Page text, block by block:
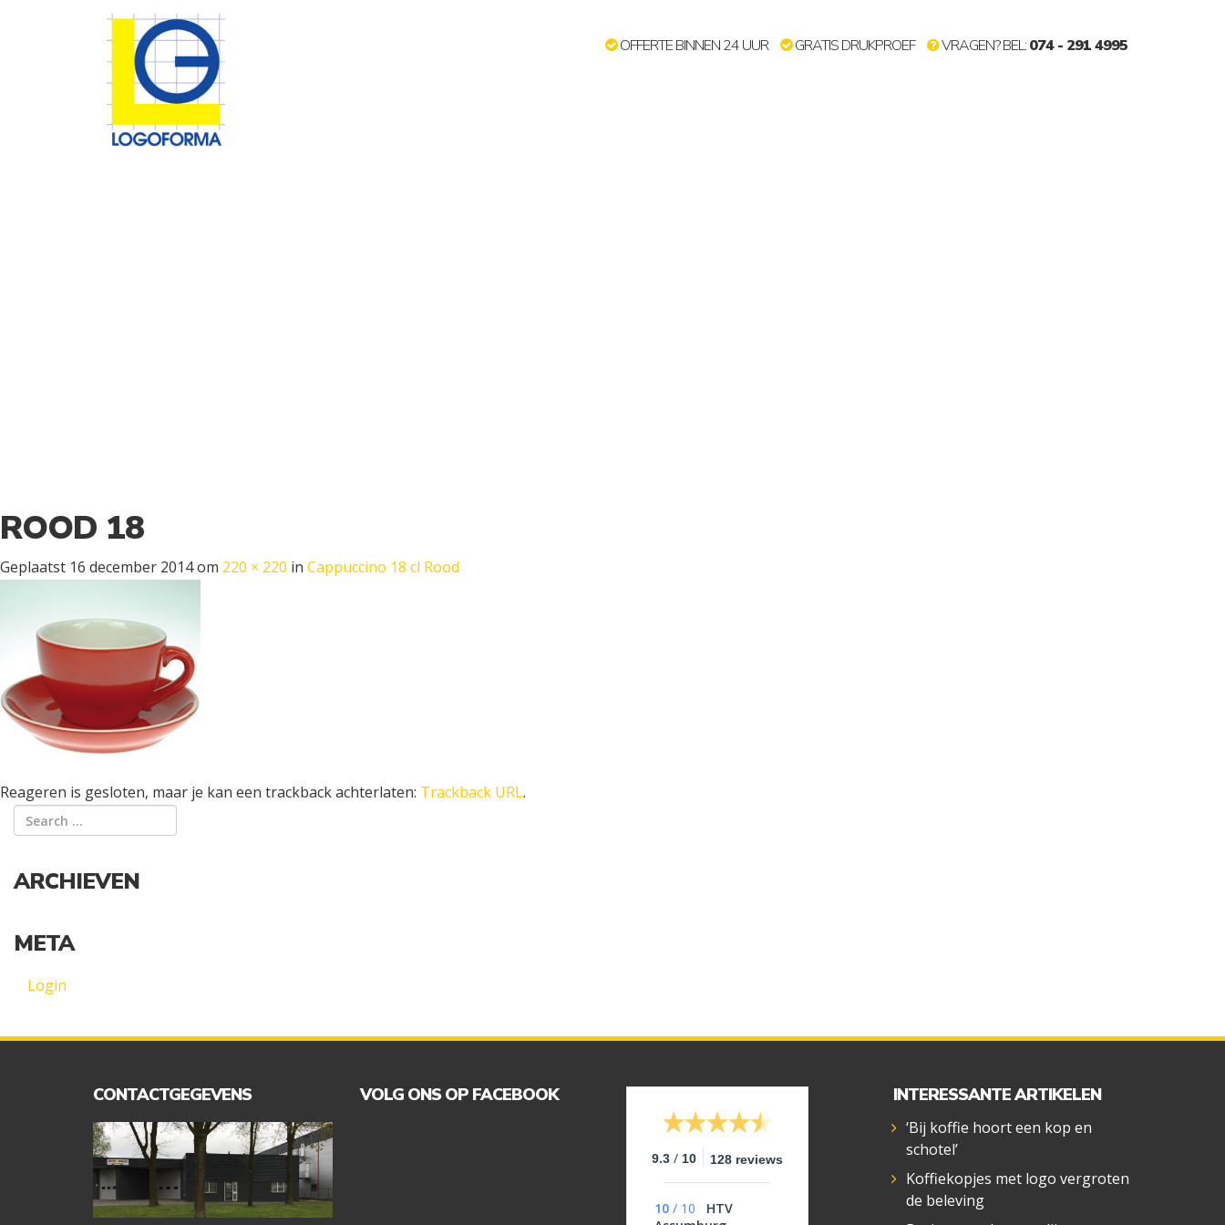
OFFERTE BINNEN 24 UUR GRATIS DRUKPROEF VRAGEN? BEL:074 - 291 4995
ROOD 18
Geplaatst 16 december 2014om 220 × 220 in Cappuccino 18 cl Rood
Reageren is gesloten, maar je kan een trackback achterlaten: Trackback URL.
ARCHIEVEN
META
Login
CONTACTGEGEVENS VOLG ONS OP FACEBOOK
9.3 / 10 128 reviews
10 / 10
HTV
INTERESSANTE ARTIKELEN
‘Bij koffie hoort een kop en
schotel’
Koffiekopjes met logo vergroten
de beleving